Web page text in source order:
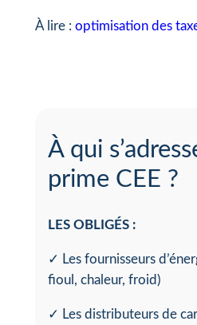
À lire : optimisation des
À qui
prime CEE ?
LES OBLIGÉS :
✓ Les fournisseurs
fioul, chaleur, froid)
✓ Les distributeurs de